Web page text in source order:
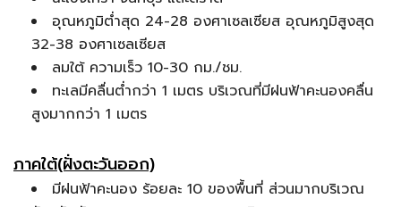
อุณหภูมิต่ำสุด 24-28 องศาเซลเซียส อุณหภูมิสูงสุด
32-38 องศาเซลเซียส
ลมใต้ ความเร็ว 10-30 กม./ชม.
ทะเลมีคลื่นต่ำกว่า 1 เมตร บริเวณที่มีฝนฟ้าคะนองคลื่น
สูงมากกว่า 1 เมตร
ภาคใต้(ฝั่งตะวันออก)
มีฝนฟ้าคะนอง ร้อยละ 10 ของพื้นที่ ส่วนมากบริเวณ